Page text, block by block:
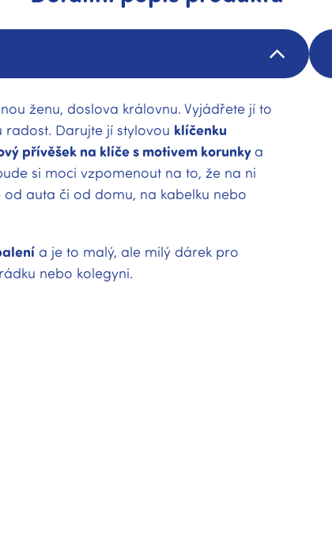
ženu, doslova královnu. Vyjádřete jí to
Darujte jí stylovou klíčenku
přívěšek na klíče s motivem korunky a
si moci vzpomenout na to, že na ni
auta či od domu, na kabelku nebo
a je to malý, ale milý dárek pro
nebo kolegyni.